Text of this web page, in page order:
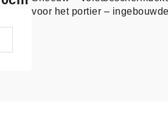
voor het portier –